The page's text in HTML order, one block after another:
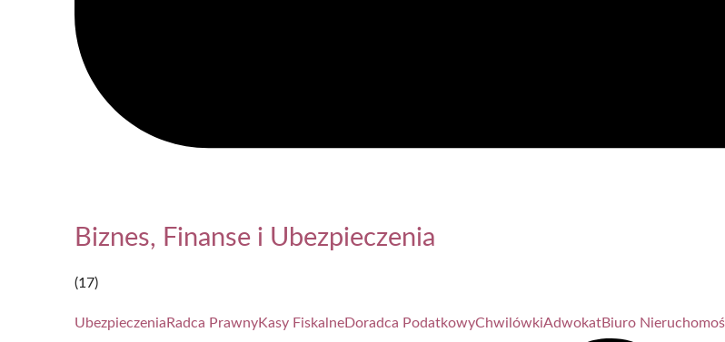
Biznes, Finanse i Ubezpieczenia
(17)
UbezpieczeniaRadca PrawnyKasy FiskalneDoradca PodatkowyChwilówkiAdwokatBiuro